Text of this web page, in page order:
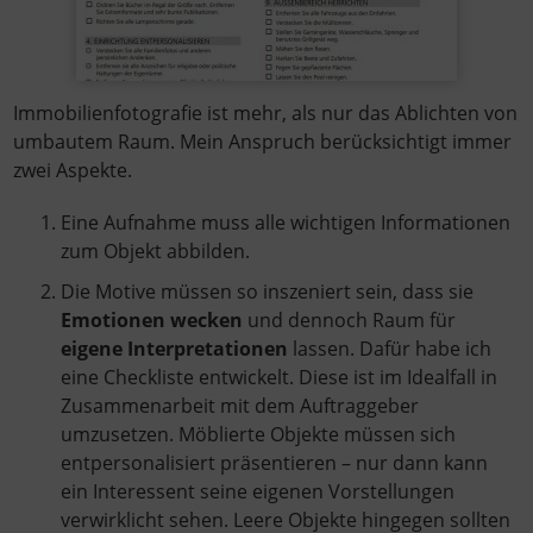
Immobilienfotografie ist mehr, als nur das Ablichten von
umbautem Raum. Mein Anspruch berücksichtigt immer
zwei Aspekte.
Eine Aufnahme muss alle wichtigen Informationen
zum Objekt abbilden.
Die Motive müssen so inszeniert sein, dass sie
Emotionen wecken und dennoch Raum für
eigene Interpretationen lassen. Dafür habe ich
eine Checkliste entwickelt. Diese ist im Idealfall in
Zusammenarbeit mit dem Auftraggeber
umzusetzen. Möblierte Objekte müssen sich
entpersonalisiert präsentieren – nur dann kann
ein Interessent seine eigenen Vorstellungen
verwirklicht sehen. Leere Objekte hingegen sollten